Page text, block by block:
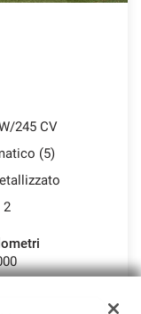
245 CV
(5)
2